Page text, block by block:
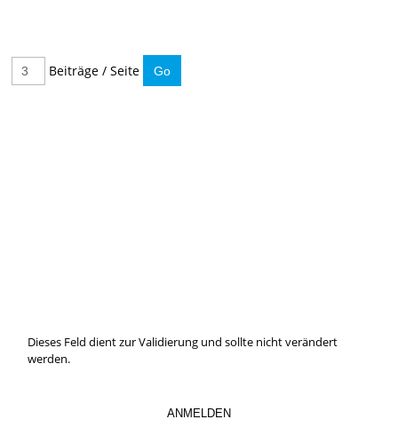
Beiträge / Seite
Dieses Feld dient zur Validierung und sollte nicht verändert
werden.